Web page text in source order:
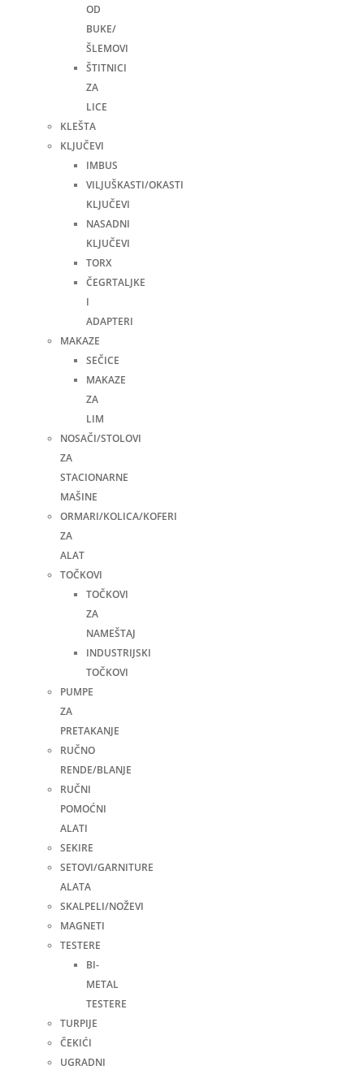
OD
BUKE/
ŠLEMOVI
ŠTITNICI
ZA
LICE
KLEŠTA
KLJUČEVI
IMBUS
VILJUŠKASTI/OKASTI
KLJUČEVI
NASADNI
KLJUČEVI
TORX
ČEGRTALJKE
I
ADAPTERI
MAKAZE
SEČICE
MAKAZE
ZA
LIM
NOSAČI/STOLOVI
ZA
STACIONARNE
MAŠINE
ORMARI/KOLICA/KOFERI
ZA
ALAT
TOČKOVI
TOČKOVI
ZA
NAMEŠTAJ
INDUSTRIJSKI
TOČKOVI
PUMPE
ZA
PRETAKANJE
RUČNO
RENDE/BLANJE
RUČNI
POMOĆNI
ALATI
SEKIRE
SETOVI/GARNITURE
ALATA
SKALPELI/NOŽEVI
MAGNETI
TESTERE
BI-
METAL
TESTERE
TURPIJE
ČEKIĆI
UGRADNI